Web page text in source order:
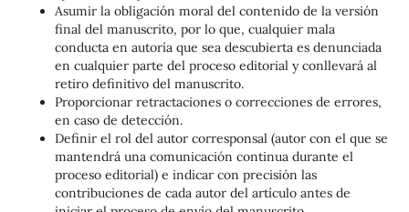
Asumir la obligación moral del contenido de la versión
final del manuscrito, por lo que, cualquier mala
conducta en autoría que sea descubierta es denunciada
en cualquier parte del proceso editorial y conllevará al
retiro definitivo del manuscrito.
Proporcionar retractaciones o correcciones de errores,
en caso de detección.
Definir el rol del autor corresponsal (autor con el que se
mantendrá una comunicación continua durante el
proceso editorial) e indicar con precisión las
contribuciones de cada autor del artículo antes de